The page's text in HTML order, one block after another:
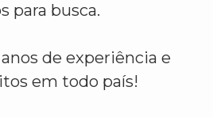
para busca.
de experiência e
em todo país!